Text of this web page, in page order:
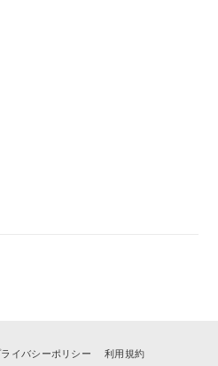
ライバシーポリシー 利用規約